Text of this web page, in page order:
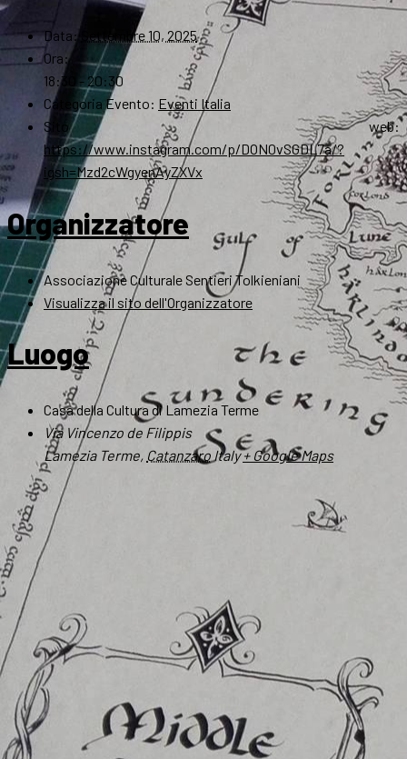
Data:
Settembre 10, 2025
Ora:
18:30 - 20:30
Categoria Evento: Eventi Italia
Sito web:
https://www.instagram.com/p/DON0vSGDL7a/?
igsh=Mzd2cWgyenAyZXVx
Organizzatore
Associazione Culturale Sentieri Tolkieniani
Visualizza il sito dell'Organizzatore
Luogo
Casa della Cultura di Lamezia Terme
Via Vincenzo de Filippis
Lamezia Terme, CatanzaroItaly+ Google Maps